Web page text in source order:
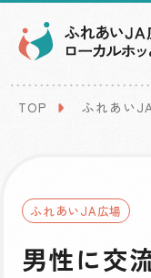
TOP ふれあい
ふれあいJA広場
男性に交